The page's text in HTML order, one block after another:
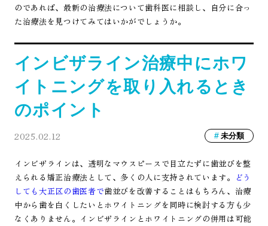
のであれば、最新の治療法について歯科医に相談し、自分に合っ
た治療法を見つけてみてはいかがでしょうか。
インビザライン治療中にホワ
イトニングを取り入れるとき
のポイント
2025.02.12 未分類
インビザラインは、透明なマウスピースで目立たずに歯並びを整
えられる矯正治療法として、多くの人に支持されています。
どう
しても大正区の歯医者で歯並びを改善することはもちろん、治療
中から歯を白くしたいとホワイトニングを同時に検討する方も少
なくありません。インビザラインとホワイトニングの併用は可能